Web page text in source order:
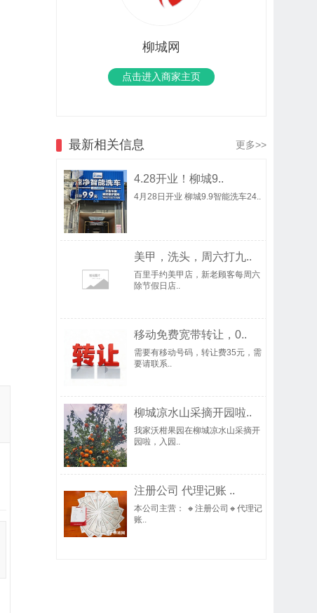
柳城网
点击进入商家主页
最新相关信息 更多>>
4.28开业！柳城9..
4月28日开业 柳城9.9智能洗车24..
美甲，洗头，周六打九..
百里手约美甲店，新老顾客每周六
除节假日店..
移动免费宽带转让，0..
需要有移动号码，转让费35元，需
要请联系..
柳城凉水山采摘开园啦..
我家沃柑果园在柳城凉水山采摘开
园啦，入园..
注册公司 代理记账 ..
本公司主营： 🔸注册公司🔸代理记
账..